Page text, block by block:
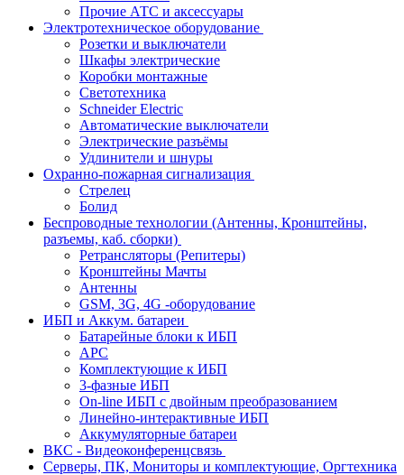
Прочие АТС и аксессуары
Электротехническое оборудование
Розетки и выключатели
Шкафы электрические
Коробки монтажные
Светотехника
Schneider Electric
Автоматические выключатели
Электрические разъёмы
Удлинители и шнуры
Охранно-пожарная сигнализация
Стрелец
Болид
Беспроводные технологии (Антенны, Кронштейны,
разъемы, каб. сборки)
Ретрансляторы (Репитеры)
Кронштейны Мачты
Антенны
GSM, 3G, 4G -оборудование
ИБП и Аккум. батареи
Батарейные блоки к ИБП
APC
Комплектующие к ИБП
3-фазные ИБП
On-line ИБП с двойным преобразованием
Линейно-интерактивные ИБП
Аккумуляторные батареи
ВКС - Видеоконференцсвязь
Серверы, ПК, Мониторы и комплектующие, Оргтехника